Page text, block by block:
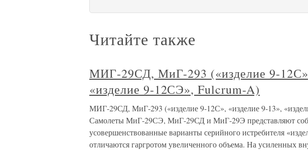
Читайте также
МИГ-29СД, МиГ-293 («изделие 9-
«изделие 9-12СЭ», Fulcrum-A)
МИГ-29СД, МиГ-293 («изделие 9-12С», «изделие 9-13»,
Самолеты МиГ-29СЭ, МиГ-29СД и МиГ-29Э представляют
усовершенствованные варианты серийного истребителя
отличаются гаргротом увеличенного объема. На усиленных